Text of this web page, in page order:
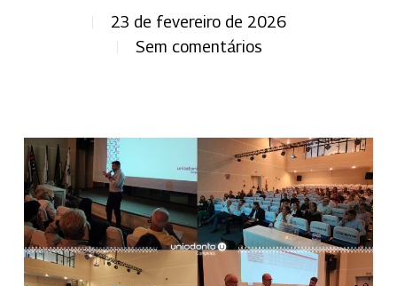
23 de fevereiro de 2026
Sem comentários